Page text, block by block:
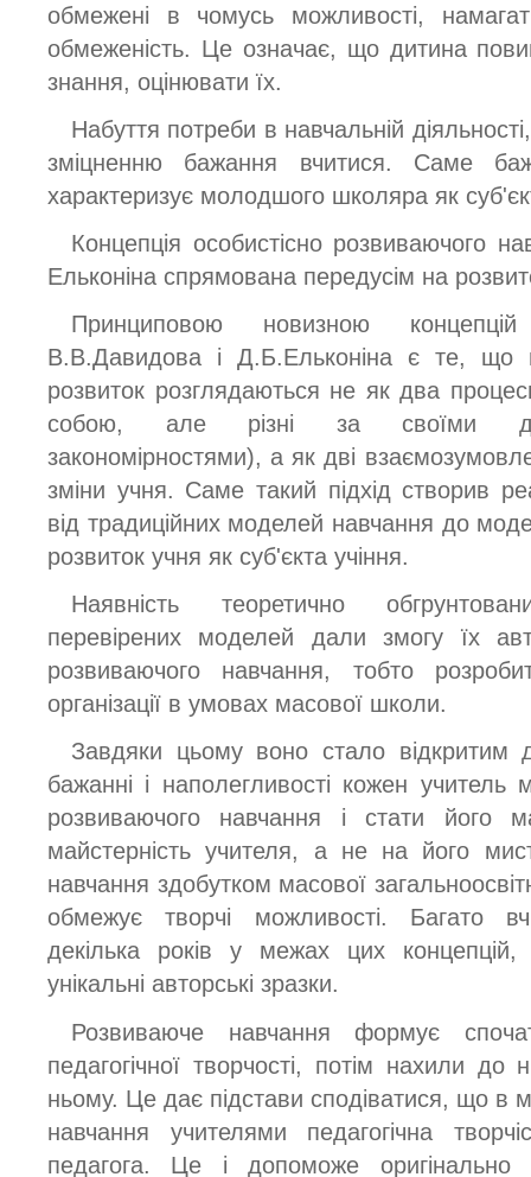
обмежені в чомусь можливості,
обмеженість. Це означає, що дитина
знання, оцінювати їх.
Набуття потреби в навчальній
зміцненню бажання вчитися. Саме
характеризує молодшого школяра як
Концепція особистісно розвиваючого
Ельконіна спрямована передусім на
Принциповою новизною
В.В.Давидова і Д.Б.Ельконіна є те, що
розвиток розглядаються не як два
собою, але різні за своїми
закономірностями), а як дві
зміни учня. Саме такий підхід створив
від традиційних моделей навчання до
розвиток учня як суб'єкта учіння.
Наявність теоретично
перевірених моделей дали змогу їх
розвиваючого навчання, тобто
організації в умовах масової школи.
Завдяки цьому воно стало відкритим
бажанні і наполегливості кожен учитель
розвиваючого навчання і стати його
майстерність учителя, а не на його
навчання здобутком масової
обмежує творчі можливості. Багато
декілька років у межах цих
унікальні авторські зразки.
Розвиваюче навчання формує
педагогічної творчості, потім нахили
ньому. Це дає підстави сподіватися, що в
навчання учителями педагогічна
педагога. Це і допоможе оригінально